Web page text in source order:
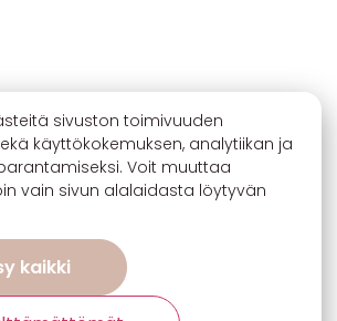
sivuston toimivuuden
käyttökokemuksen, analytiikan ja
Voit muuttaa
vain sivun alalaidasta löytyvän
kaikki